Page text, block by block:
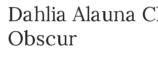
Dahlia Alauna
Obscur